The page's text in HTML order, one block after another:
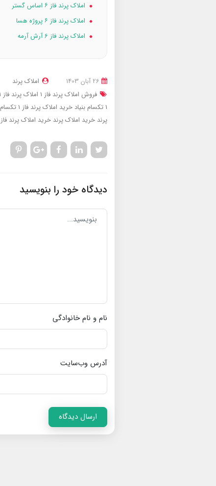
املاک پرند فاز ۶ اساس گستر
املاک پرند فاز ۶ پروژه هسا
املاک پرند فاز 6 آرش آرمه
املاک پرند
فروش املاک پرند فاز 1
املاک پرند فاز 1 تکسام بنیاد
1 تکسام بنیاد
خرید املاک پرند فاز 1 تکسام بنیاد
پرند خرید املاک پرند خرید املاک پرند فاز 1
دیدگاه خود را بنویسید
نام و نام خانوادگی
آدرس وب‌سایت
ارسال دیدگاه